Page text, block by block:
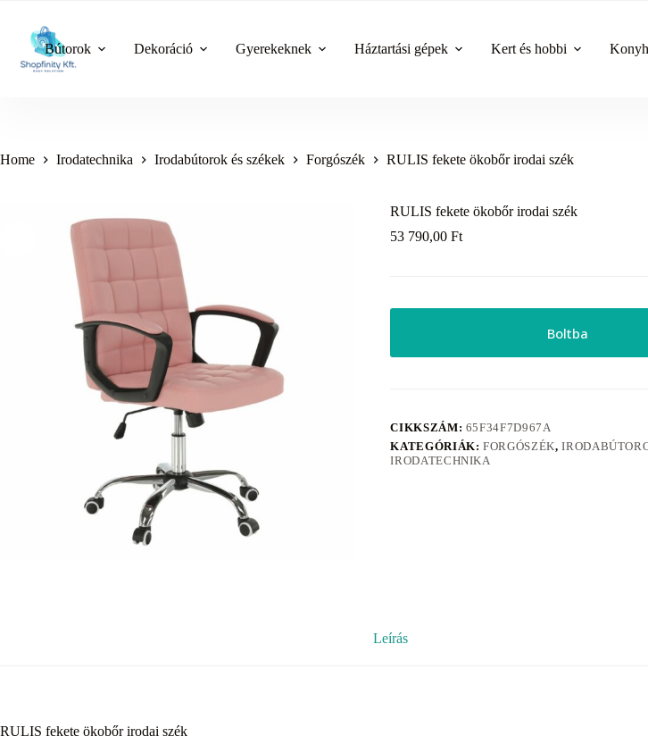
content
Bútorok Dekoráció Gyerekeknek Háztartási gépek Kert és hobbi
Home Irodatechnika Irodabútorok és székek Forgószék RULIS fekete ökobőr irodai szék
RULIS fekete ökobőr irodai szék
53 790,00Ft
Boltba
CIKKSZÁM: 65F34F7D967A
KATEGÓRIÁK:FORGÓSZÉK,
IRODATECHNIKA
Leírás
RULIS fekete ökobőr irodai szék